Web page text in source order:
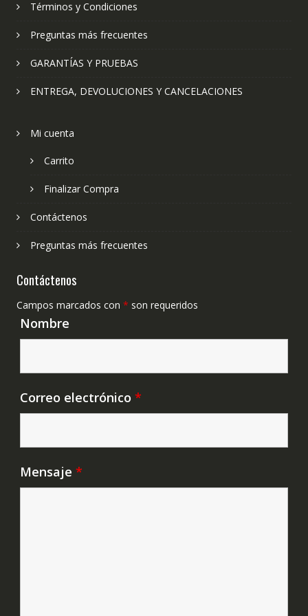
Términos y Condiciones
Preguntas más frecuentes
GARANTÍAS Y PRUEBAS
ENTREGA, DEVOLUCIONES Y CANCELACIONES
Mi cuenta
Carrito
Finalizar Compra
Contáctenos
Preguntas más frecuentes
Contáctenos
Campos marcados con * son requeridos
Nombre
Correo electrónico *
Mensaje *